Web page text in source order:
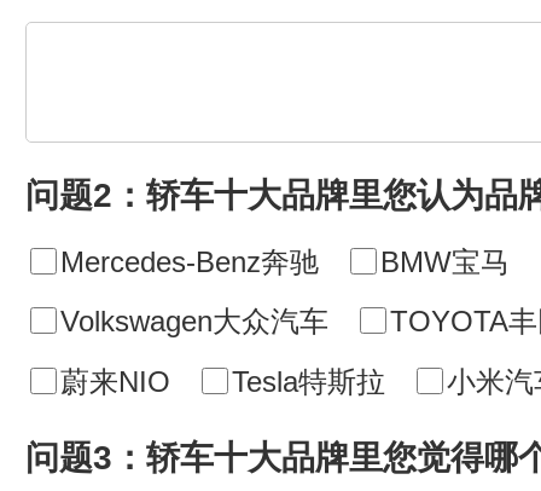
问题2：轿车十大品牌里您认为品
Mercedes-Benz奔驰
BMW宝马
Volkswagen大众汽车
TOYOTA
蔚来NIO
Tesla特斯拉 小米汽
问题3：轿车十大品牌里您觉得哪